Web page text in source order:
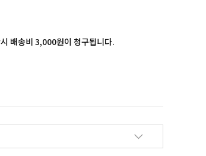
배송비 3,000원이 청구됩니다.